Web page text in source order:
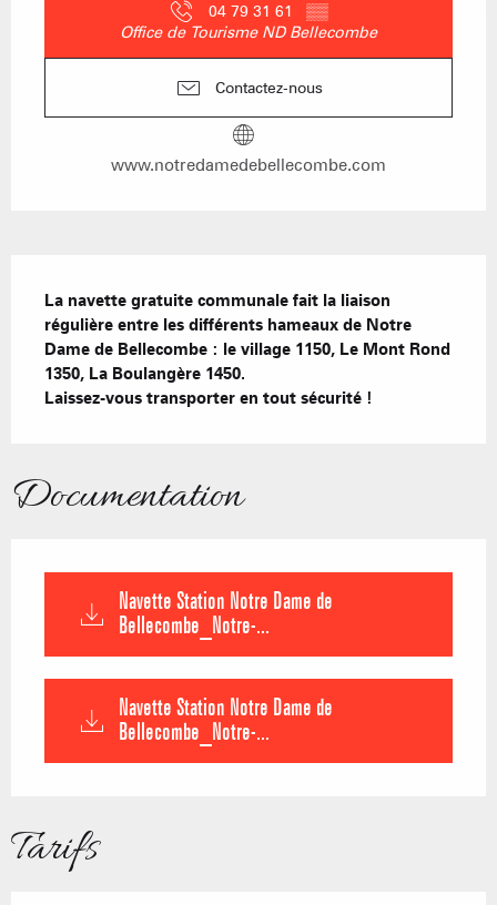
04 79 31 61 ▒▒
Office de Tourisme ND Bellecombe
Contactez-nous
www.notredamedebellecombe.com
La navette gratuite communale fait la liaison
régulière entre les différents hameaux de Notre
Dame de Bellecombe : le village 1150, Le Mont Rond
1350, La Boulangère 1450.
Laissez-vous transporter en tout sécurité !
Documentation
Navette Station Notre Dame de
Bellecombe_Notre-...
Navette Station Notre Dame de
Bellecombe_Notre-...
Tarifs